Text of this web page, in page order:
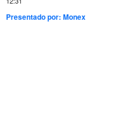
Presentado por:Monex